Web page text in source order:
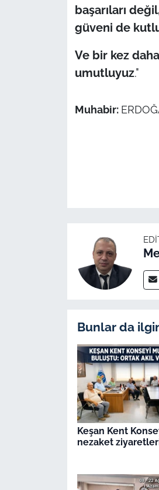
başarıları
güveni de
Ve bir kez
umutluyuz."
Muhabir:
Bunlar da
Keşan Kent
nezaket